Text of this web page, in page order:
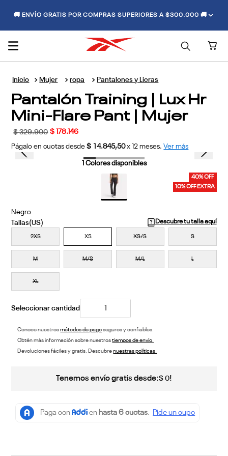
🚚 ENVÍO GRATIS POR COMPRAS SUPERIORES A $300.000 🚚
Mujer ropa Pantalones y Licras
Pantalón Training | Lux Hr
Mini-Flare Pant | Mujer
$ 329.900 $ 178.146
Págalo en cuotas desde $ 14.845,50 x 12 meses. Ver más
40% OFF
10% OFF EXTRA
Colores disponibles
Negro
Descubre tu talla aquí
2XS XS XS/S S
M M/S M/L L
XL
Conoce nuestrosmétodos de pagoseguros y confiables.
Obtén más información sobre nuestrostiempos de envío.
Devoluciones fáciles y gratis. Descubrenuestras políticas.
Tenemos envío gratis desde:$ 0!